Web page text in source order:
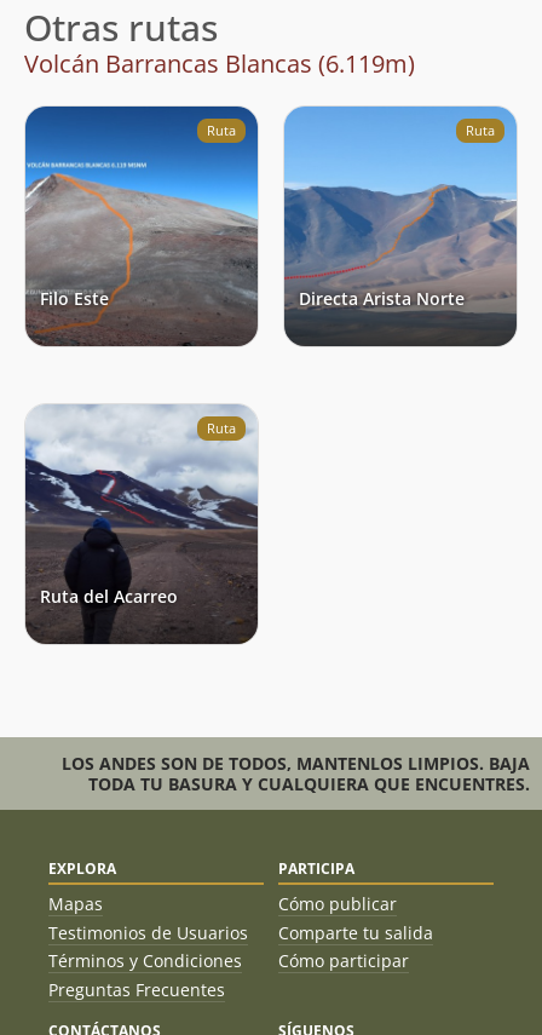
Otras rutas
Volcán Barrancas Blancas (6.119m)
Ruta
Filo Este
Ruta
Directa Arista Norte
Ruta
Ruta del Acarreo
LOS ANDES SON DE TODOS, MANTENLOS LIMPIOS. BAJA
TODA TU BASURA Y CUALQUIERA QUE ENCUENTRES.
EXPLORA
Mapas
Testimonios de Usuarios
Términos y Condiciones
Preguntas Frecuentes
PARTICIPA
Cómo publicar
Comparte tu salida
Cómo participar